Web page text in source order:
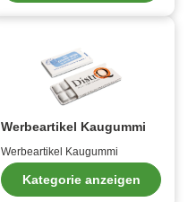
Werbeartikel Kaugummi
Werbeartikel Kaugummi
Kategorie anzeigen